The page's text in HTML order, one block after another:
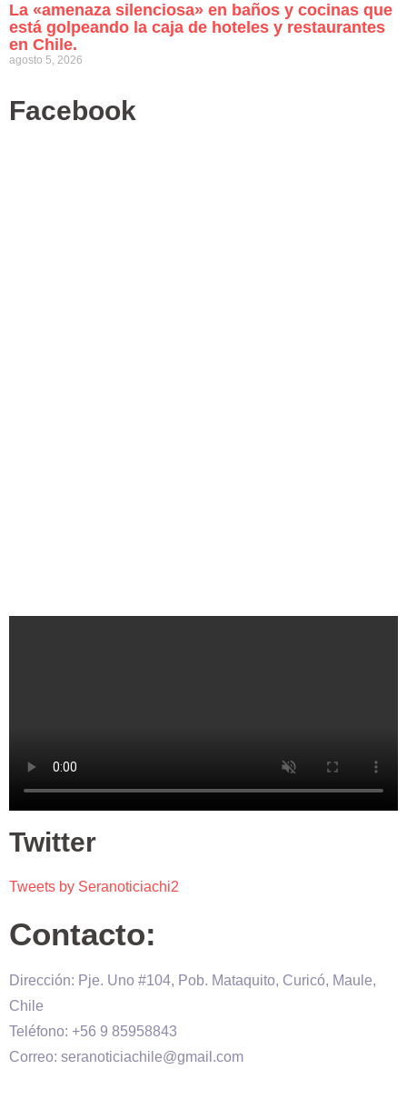
La «amenaza silenciosa» en baños y cocinas que
está golpeando la caja de hoteles y restaurantes
en Chile.
agosto 5, 2026
Facebook
Twitter
Tweets by Seranoticiachi2
Contacto:
Dirección: Pje. Uno #104, Pob. Mataquito, Curicó, Maule,
Chile
Teléfono: +56 9 85958843
Correo: seranoticiachile@gmail.com